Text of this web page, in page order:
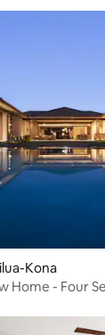
Kona
Home - Four